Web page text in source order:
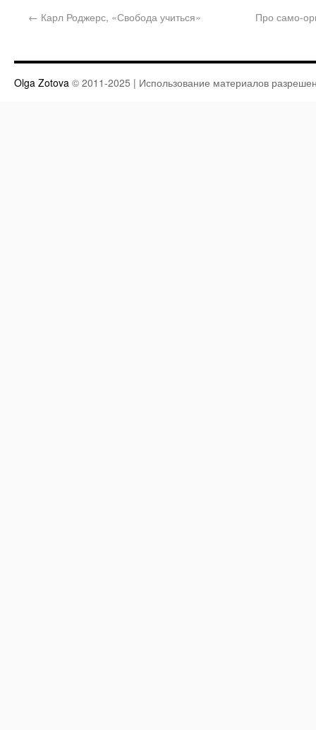
← Карл Роджерс, «Свобода учиться» Про само-
Olga Zotova © 2011-2025 | Использование материалов